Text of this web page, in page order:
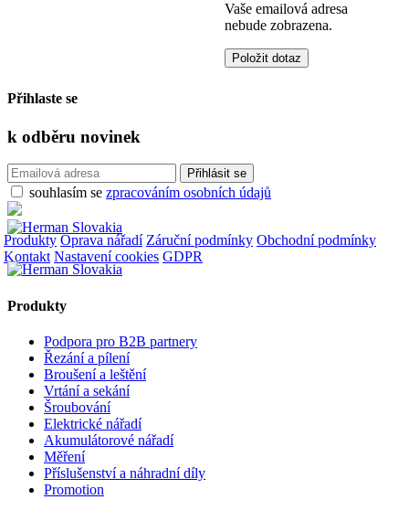
Vaše emailová adresa
nebude zobrazena.
Přihlaste se
k odběru novinek
souhlasím se zpracováním osobních údajů
Produkty Oprava nářadí Záruční podmínky Obchodní podmínky
Kontakt Nastavení cookies GDPR
Produkty
Podpora pro B2B partnery
Řezání a pílení
Broušení a leštění
Vrtání a sekání
Šroubování
Elektrické nářadí
Akumulátorové nářadí
Měření
Příslušenství a náhradní díly
Promotion